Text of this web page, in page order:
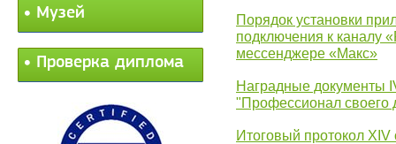
Музей
Проверка диплома
Порядок установки
подключения к каналу
мессенджере «Макс»
Наградные документы
"Профессионал своего
Итоговый протокол